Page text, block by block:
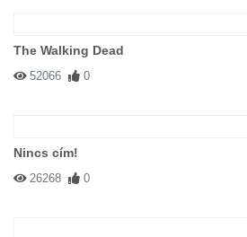
The Walking Dead
52066 0
Nincs cím!
26268 0